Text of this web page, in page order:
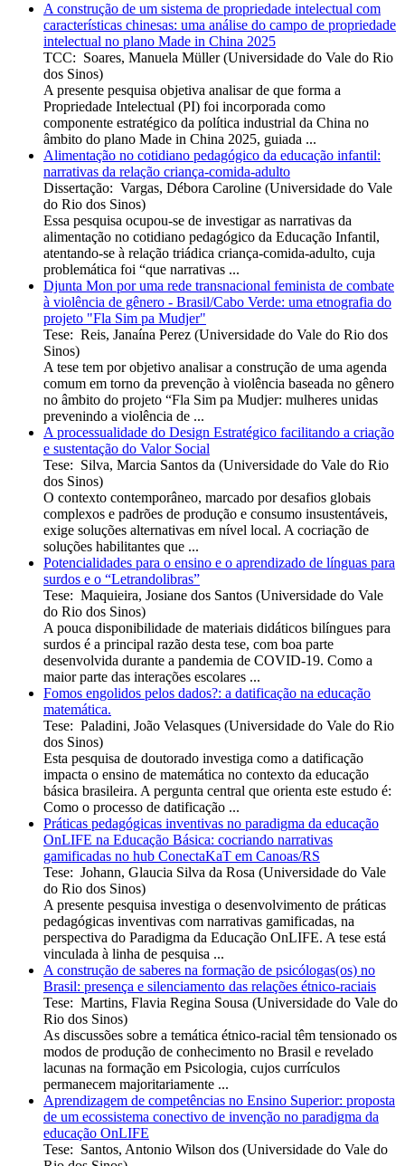
A construção de um sistema de propriedade intelectual com
características chinesas: uma análise do campo de propriedade
intelectual no plano Made in China 2025
TCC: Soares, Manuela Müller (Universidade do Vale do Rio
dos Sinos)
A presente pesquisa objetiva analisar de que forma a
Propriedade Intelectual (PI) foi incorporada como
componente estratégico da política industrial da China no
âmbito do plano Made in China 2025, guiada ...
Alimentação no cotidiano pedagógico da educação infantil:
narrativas da relação criança-comida-adulto
Dissertação: Vargas, Débora Caroline (Universidade do Vale
do Rio dos Sinos)
Essa pesquisa ocupou-se de investigar as narrativas da
alimentação no cotidiano pedagógico da Educação Infantil,
atentando-se à relação triádica criança-comida-adulto, cuja
problemática foi “que narrativas ...
Djunta Mon por uma rede transnacional feminista de combate
à violência de gênero - Brasil/Cabo Verde: uma etnografia do
projeto "Fla Sim pa Mudjer"
Tese: Reis, Janaína Perez (Universidade do Vale do Rio dos
Sinos)
A tese tem por objetivo analisar a construção de uma agenda
comum em torno da prevenção à violência baseada no gênero
no âmbito do projeto “Fla Sim pa Mudjer: mulheres unidas
prevenindo a violência de ...
A processualidade do Design Estratégico facilitando a criação
e sustentação do Valor Social
Tese: Silva, Marcia Santos da (Universidade do Vale do Rio
dos Sinos)
O contexto contemporâneo, marcado por desafios globais
complexos e padrões de produção e consumo insustentáveis,
exige soluções alternativas em nível local. A cocriação de
soluções habilitantes que ...
Potencialidades para o ensino e o aprendizado de línguas para
surdos e o “Letrandolibras”
Tese: Maquieira, Josiane dos Santos (Universidade do Vale
do Rio dos Sinos)
A pouca disponibilidade de materiais didáticos bilíngues para
surdos é a principal razão desta tese, com boa parte
desenvolvida durante a pandemia de COVID-19. Como a
maior parte das interações escolares ...
Fomos engolidos pelos dados?: a datificação na educação
matemática.
Tese: Paladini, João Velasques (Universidade do Vale do Rio
dos Sinos)
Esta pesquisa de doutorado investiga como a datificação
impacta o ensino de matemática no contexto da educação
básica brasileira. A pergunta central que orienta este estudo é:
Como o processo de datificação ...
Práticas pedagógicas inventivas no paradigma da educação
OnLIFE na Educação Básica: cocriando narrativas
gamificadas no hub ConectaKaT em Canoas/RS
Tese: Johann, Glaucia Silva da Rosa (Universidade do Vale
do Rio dos Sinos)
A presente pesquisa investiga o desenvolvimento de práticas
pedagógicas inventivas com narrativas gamificadas, na
perspectiva do Paradigma da Educação OnLIFE. A tese está
vinculada à linha de pesquisa ...
A construção de saberes na formação de psicólogas(os) no
Brasil: presença e silenciamento das relações étnico-raciais
Tese: Martins, Flavia Regina Sousa (Universidade do Vale do
Rio dos Sinos)
As discussões sobre a temática étnico-racial têm tensionado os
modos de produção de conhecimento no Brasil e revelado
lacunas na formação em Psicologia, cujos currículos
permanecem majoritariamente ...
Aprendizagem de competências no Ensino Superior: proposta
de um ecossistema conectivo de invenção no paradigma da
educação OnLIFE
Tese: Santos, Antonio Wilson dos (Universidade do Vale do